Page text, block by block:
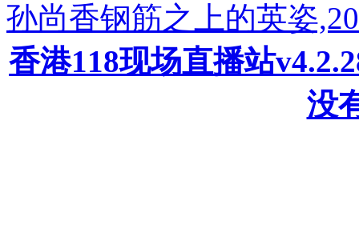
孙尚香钢筋之上的英姿
香港118现场直播站
没